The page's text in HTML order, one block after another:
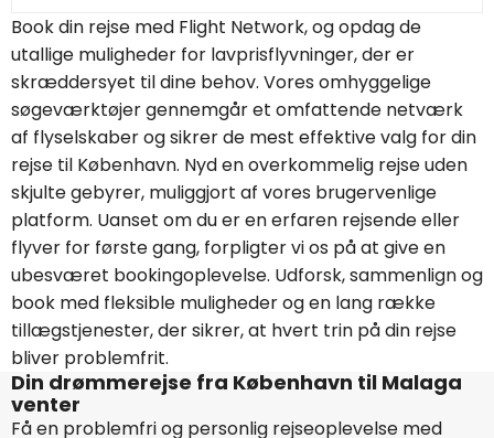
Book din rejse med Flight Network, og opdag de
utallige muligheder for lavprisflyvninger, der er
skræddersyet til dine behov. Vores omhyggelige
søgeværktøjer gennemgår et omfattende netværk
af flyselskaber og sikrer de mest effektive valg for din
rejse til København. Nyd en overkommelig rejse uden
skjulte gebyrer, muliggjort af vores brugervenlige
platform. Uanset om du er en erfaren rejsende eller
flyver for første gang, forpligter vi os på at give en
ubesværet bookingoplevelse. Udforsk, sammenlign og
book med fleksible muligheder og en lang række
tillægstjenester, der sikrer, at hvert trin på din rejse
bliver problemfrit.
Din drømmerejse fra København til Malaga
venter
Få en problemfri og personlig rejseoplevelse med